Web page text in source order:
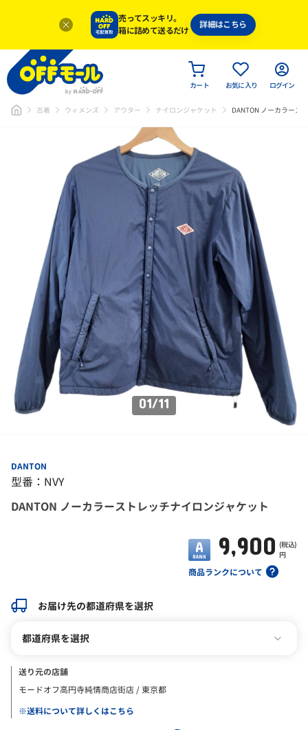
売ってスッキリ。
箱に詰めて送るだけ
詳細はこちら
カート お気に入り ログイン
古着 ウィメンズ アウター ナイロンジャケット DANTON ノーカラース
01/11
DANTON
型番：NVY
DANTON ノーカラーストレッチナイロンジャケット
商品ランクについて
9,900 (税込)
円
お届け先の都道府県を選択
都道府県を選択
送り元の店舗
モードオフ高円寺純情商店街店 / 東京都
※送料について詳しくはこちら